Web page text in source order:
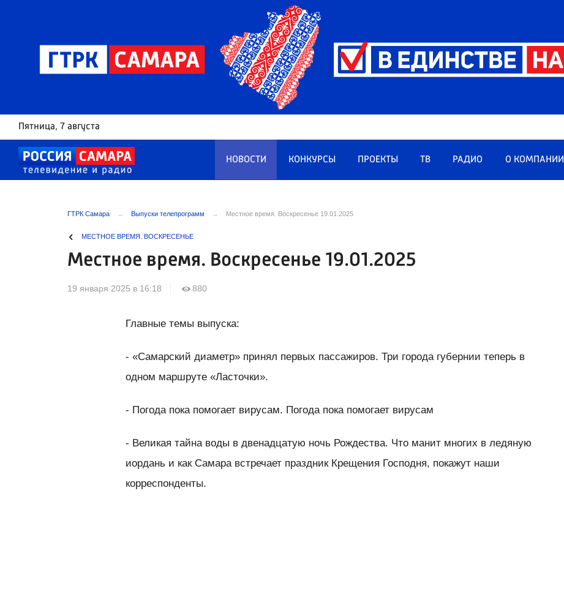
Пятница, 7 августа
НОВОСТИ КОНКУРСЫ ПРОЕКТЫ ТВ РАДИО О КОМПАНИИ
ГТРК Самара Выпуски телепрограмм Местное время. Воскресенье 19.01.2025
МЕСТНОЕ ВРЕМЯ. ВОСКРЕСЕНЬЕ
Местное время. Воскресенье 19.01.2025
19 января 2025 в 16:18 880
Главные темы выпуска:
- «Самарский диаметр» принял первых пассажиров. Три города губернии теперь в
одном маршруте «Ласточки».
- Погода пока помогает вирусам. Погода пока помогает вирусам
- Великая тайна воды в двенадцатую ночь Рождества. Что манит многих в ледяную
иордань и как Самара встречает праздник Крещения Господня, покажут наши
корреспонденты.